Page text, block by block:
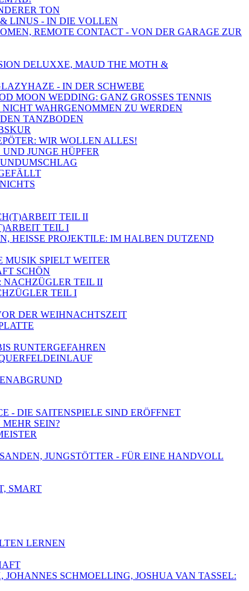
TON
LINUS - IN DIE VOLLEN
REMOTE CONTACT - VON DER GARAGE ZUR
DELUXXE, MAUD THE MOTH &
- IN DER SCHWEBE
MOON WEDDING: GANZ GROSSES TENNIS
WAHRGENOMMEN ZU WERDEN
TANZBODEN
WIR WOLLEN ALLES!
JUNGE HÜPFER
TEIL II
TEIL I
HEISSE PROJEKTILE: IM HALBEN DUTZEND
SPIELT WEITER
SCHÖN
NACHZÜGLER TEIL II
TEIL I
DER WEIHNACHTSZEIT
RUNTERGEFAHREN
- DIE SAITENSPIELE SIND ERÖFFNET
SEIN?
JUNGSTÖTTER - FÜR EINE HANDVOLL
SMART
LERNEN
SCHMOELLING, JOSHUA VAN TASSEL: